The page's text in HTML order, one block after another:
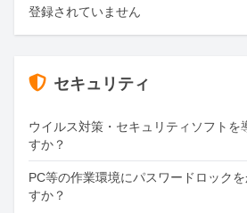
登録されていません
セキュリティ
ウイルス対策・セキュリティソフトを
すか？
PC等の作業環境にパスワードロックを
すか？